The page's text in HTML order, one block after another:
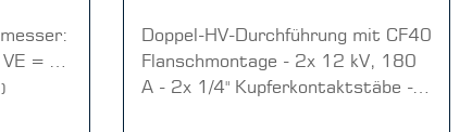
= 4
Doppel-HV-Durchführung mit CF40
Flanschmontage - 2x 12 kV, 180
A - 2x 1/4" Kupferkontaktstäbe -